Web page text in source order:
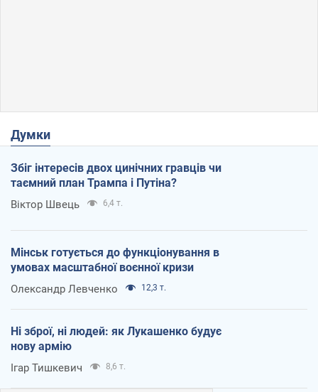
Думки
Збіг інтересів двох цинічних гравців чи
таємний план Трампа і Путіна?
Віктор Швець 6,4 т.
Мінськ готується до функціонування в
умовах масштабної воєнної кризи
Олександр Левченко 12,3 т.
Ні зброї, ні людей: як Лукашенко будує
нову армію
Ігар Тишкевич 8,6 т.